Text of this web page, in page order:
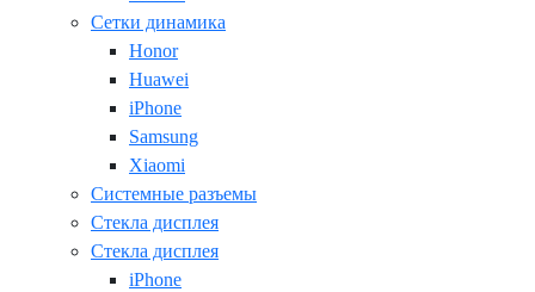
Сетки динамика
Honor
Huawei
iPhone
Samsung
Xiaomi
Системные разъемы
Стекла дисплея
Стекла дисплея
iPhone